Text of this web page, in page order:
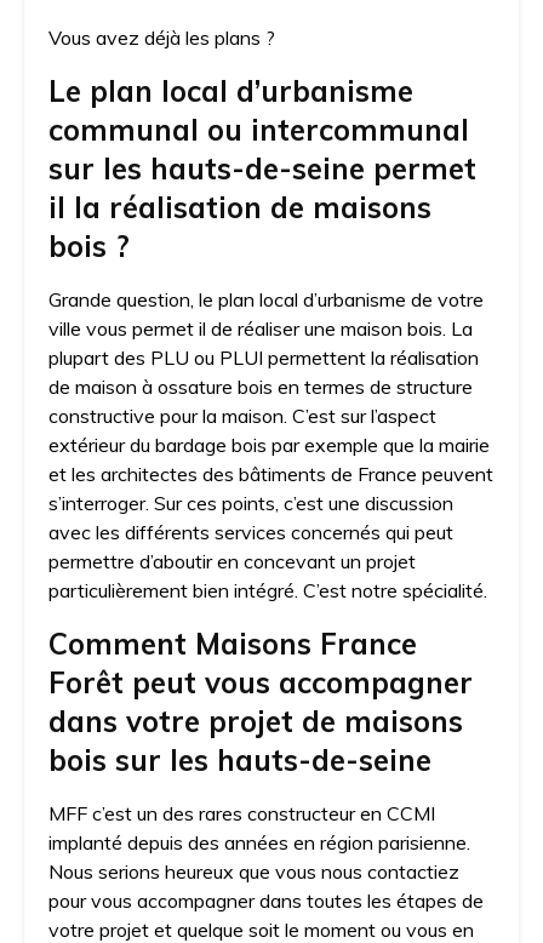
Vous avez déjà les plans ?
Le plan local d’urbanisme
communal ou intercommunal
sur les hauts-de-seine permet
il la réalisation de maisons
bois ?
Grande question, le plan local d’urbanisme de votre
ville vous permet il de réaliser une maison bois. La
plupart des PLU ou PLUI permettent la réalisation
de maison à ossature bois en termes de structure
constructive pour la maison. C’est sur l’aspect
extérieur du bardage bois par exemple que la mairie
et les architectes des bâtiments de France peuvent
s’interroger. Sur ces points, c’est une discussion
avec les différents services concernés qui peut
permettre d’aboutir en concevant un projet
particulièrement bien intégré. C’est notre spécialité.
Comment Maisons France
Forêt peut vous accompagner
dans votre projet de maisons
bois sur les hauts-de-seine
MFF c’est un des rares constructeur en CCMI
implanté depuis des années en région parisienne.
Nous serions heureux que vous nous contactiez
pour vous accompagner dans toutes les étapes de
votre projet et quelque soit le moment ou vous en